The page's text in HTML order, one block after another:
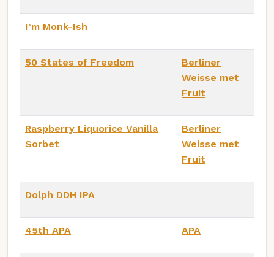
I’m Monk-Ish
50 States of Freedom
Berliner
Weisse met
Fruit
Raspberry Liquorice Vanilla
Sorbet
Berliner
Weisse met
Fruit
Dolph DDH IPA
45th APA APA